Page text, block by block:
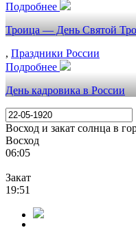
Подробнее
Троица — День Святой
, Праздники России
Подробнее
День кадровика в России
Восход и закат солнца в
Восход
06:05
Закат
19:51